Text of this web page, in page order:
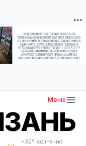
Меню
+32°, солнечно